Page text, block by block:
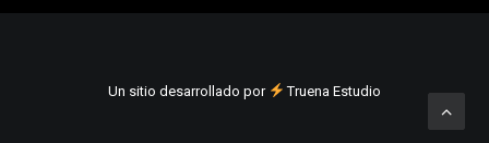
Un sitio desarrollado por Truena Estudio